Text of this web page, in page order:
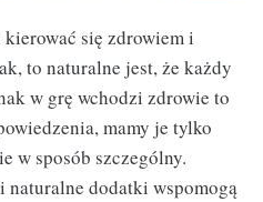
się zdrowiem i
to naturalne jest, że każdy
w grę wchodzi zdrowie to
mamy je tylko
w sposób szczególny.
dodatki wspomogą